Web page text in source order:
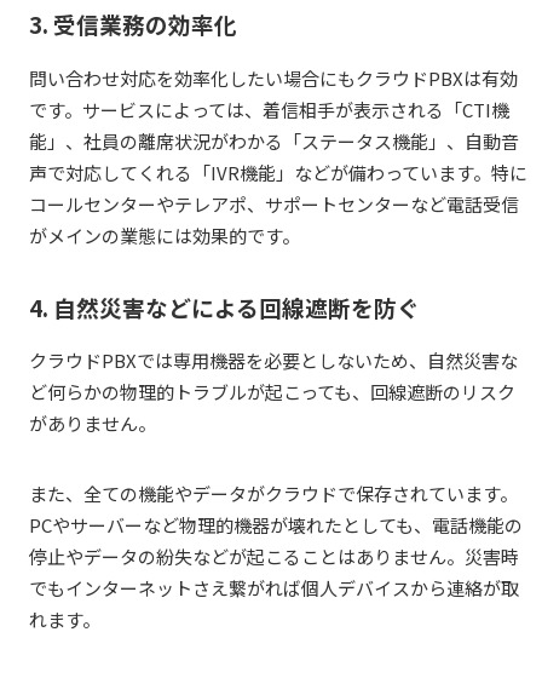
3. 受信業務の効率化
問い合わせ対応を効率化したい場合にもクラウドPBXは有効
です。サービスによっては、着信相手が表示される「CTI機
能」、社員の離席状況がわかる「ステータス機能」、自動音
声で対応してくれる「IVR機能」などが備わっています。特に
コールセンターやテレアポ、サポートセンターなど電話受信
がメインの業態には効果的です。
4. 自然災害などによる回線遮断を防ぐ
クラウドPBXでは専用機器を必要としないため、自然災害な
ど何らかの物理的トラブルが起こっても、回線遮断のリスク
がありません。
また、全ての機能やデータがクラウドで保存されています。
PCやサーバーなど物理的機器が壊れたとしても、電話機能の
停止やデータの紛失などが起こることはありません。災害時
でもインターネットさえ繋がれば個人デバイスから連絡が取
れます。